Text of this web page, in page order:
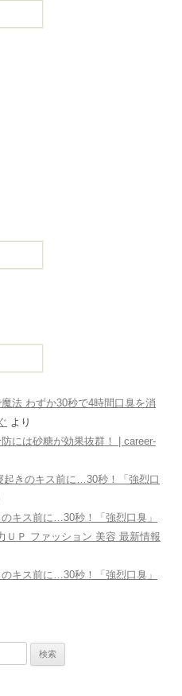
魔法 わずか30秒で4時間口臭を消
より
には砂糖が効果抜群！ | career-
起きのキス前に…30秒！「強烈口
キス前に…30秒！「強烈口臭」
ＵＰ ファッション 美容 最新情報
キス前に…30秒！「強烈口臭」